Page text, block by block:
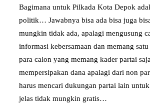
Bagimana untuk Pilkada Kota Depok
politik… Jawabnya bisa ada bisa juga
mungkin tidak ada, apalagi mengusung
informasi kebersamaan dan memang
para calon yang memang kader partai
mempersipakan dana apalagi dari non
harus mencari dukungan partai lain
jelas tidak mungkin gratis…